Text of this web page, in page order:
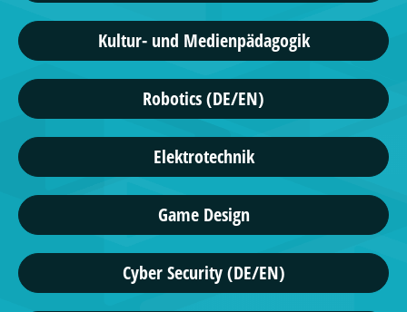
Kultur- und Medienpädagogik
Robotics (DE/EN)
Elektrotechnik
Game Design
Cyber Security (DE/EN)